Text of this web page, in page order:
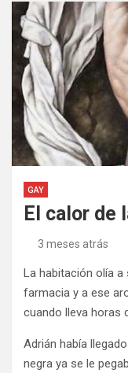
GAY
El calor de
3 meses atrás
La habitación olía a
farmacia y a ese
cuando lleva horas
Adrián había
negra ya se le